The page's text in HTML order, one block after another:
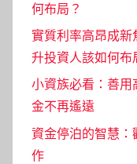
何布局？
實質利率高昂成新
升投資人該如何布
小資族必看：善用
金不再遙遠
資金停泊的智慧：
作